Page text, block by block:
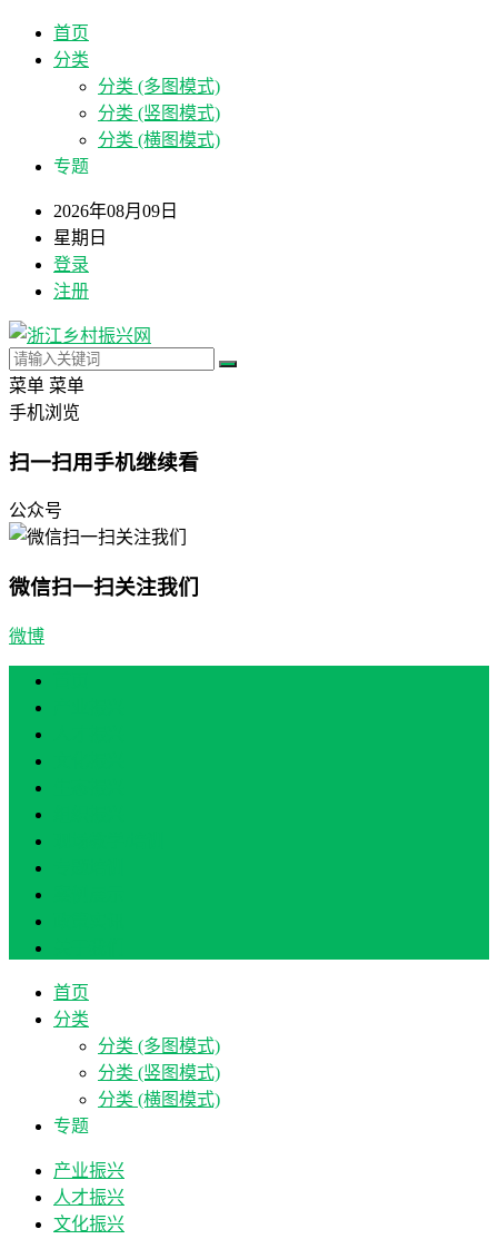
首页
分类
分类 (多图模式)
分类 (竖图模式)
分类 (横图模式)
专题
2026年08月09日
星期日
登录
注册
菜单 菜单
手机浏览
扫一扫用手机继续看
公众号
微信扫一扫关注我们
微博
首页
分类
分类 (多图模式)
分类 (竖图模式)
分类 (横图模式)
专题
产业振兴
人才振兴
文化振兴